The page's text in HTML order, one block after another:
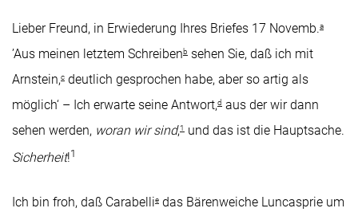
Lieber Freund, in Erwiederung Ihres Briefes 17 Novemb.a
’Aus meinen letztem Schreibenb sehen Sie, daß ich mit
Arnstein,c deutlich gesprochen habe, aber so artig als
möglich‘ – Ich erwarte seine Antwort,d aus der wir dann
sehen werden, woran wir sind,1
und das ist die Hauptsache.
Sicherheit!1
Ich bin froh, daß Carabellie das Bärenweiche Luncasprie um